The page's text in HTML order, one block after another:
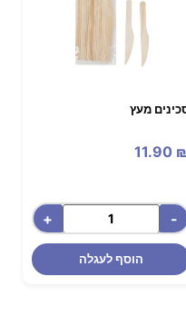
מעץ
11.90
-
+
הוסף לעגלה